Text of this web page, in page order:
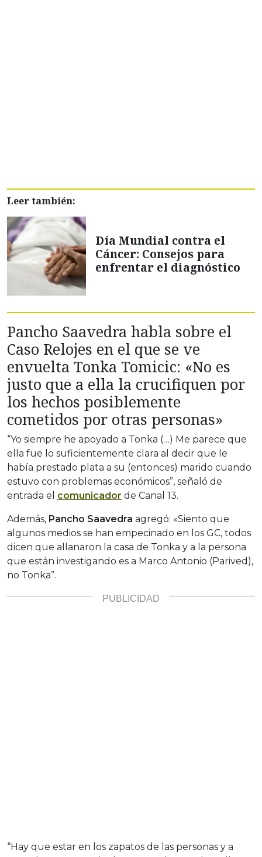
Leer también:
Día Mundial contra el
Cáncer: Consejos para
enfrentar el diagnóstico
Pancho Saavedra habla sobre el
Caso Relojes en el que se ve
envuelta Tonka Tomicic: «No es
justo que a ella la crucifiquen por
los hechos posiblemente
cometidos por otras personas»
“Yo siempre he apoyado a Tonka (…) Me parece que
ella fue lo suficientemente clara al decir que le
había prestado plata a su (entonces) marido cuando
estuvo con problemas económicos”, señaló de
entrada el comunicador de Canal 13.
Además, Pancho Saavedra agregó: «Siento que
algunos medios se han empecinado en los GC, todos
dicen que allanaron la casa de Tonka y a la persona
que están investigando es a Marco Antonio (Parived),
no Tonka”.
“Hay que estar en los zapatos de las personas y a